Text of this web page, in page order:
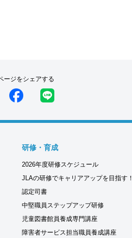
ージをシェアする
研修・育成
2026年度研修スケジュール
JLAの研修でキャリアアップを目指す！
認定司書
中堅職員ステップアップ研修
児童図書館員養成専門講座
障害者サービス担当職員養成講座